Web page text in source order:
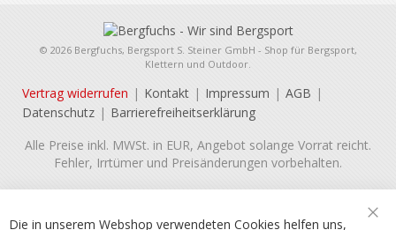
© 2026 Bergfuchs, Bergsport S. Steiner GmbH - Shop für Bergsport,
Klettern und Outdoor.
Vertrag widerrufen Kontakt Impressum
AGB
Datenschutz
Barrierefreiheitserklärung
Alle Preise inkl. MWSt. in EUR, Angebot solange Vorrat reicht.
Fehler, Irrtümer und Preisänderungen vorbehalten.
Die in unserem Webshop verwendeten Cookies helfen uns,